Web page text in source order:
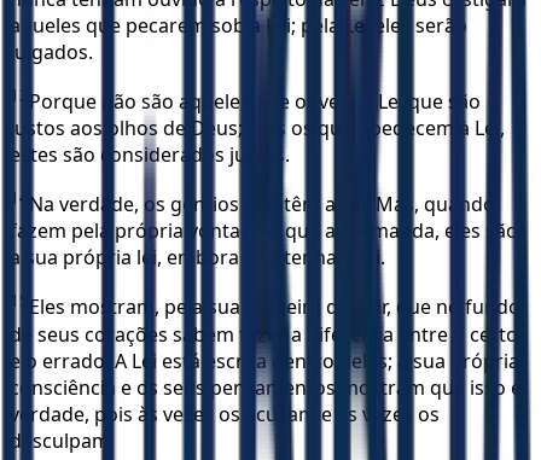
aqueles que pecarem sob a Lei; pela Lei eles serão
julgados.
13 Porque não são aqueles que ouvem a Lei que são
justos aos olhos de Deus; mas os que obedecem à Lei,
estes são considerados justos.
14 Na verdade, os gentios não têm a Lei. Mas, quando
fazem pela própria vontade o que a Lei manda, eles são
a sua própria lei, embora não tenham lei.
15 Eles mostram, pela sua maneira de agir, que no fundo
de seus corações sabem fazer a diferença entre o certo
e o errado. A Lei está escrita dentro deles; a sua própria
consciência e os seus pensamentos mostram que isso é
verdade, pois às vezes os acusam e às vezes os
desculpam.